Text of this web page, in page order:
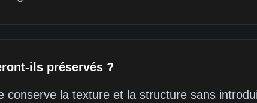
ils préservés ?
conserve la texture et la structure sans